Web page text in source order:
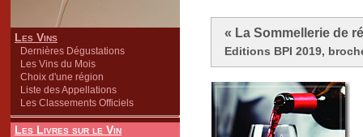
Les Vins
Dernières Dégustations
Les Vins du Mois
Choix d'une région
Liste des Appellations
Les Classements Officiels
Les Livres sur le Vin
« La Sommellerie de
Editions BPI 2019,